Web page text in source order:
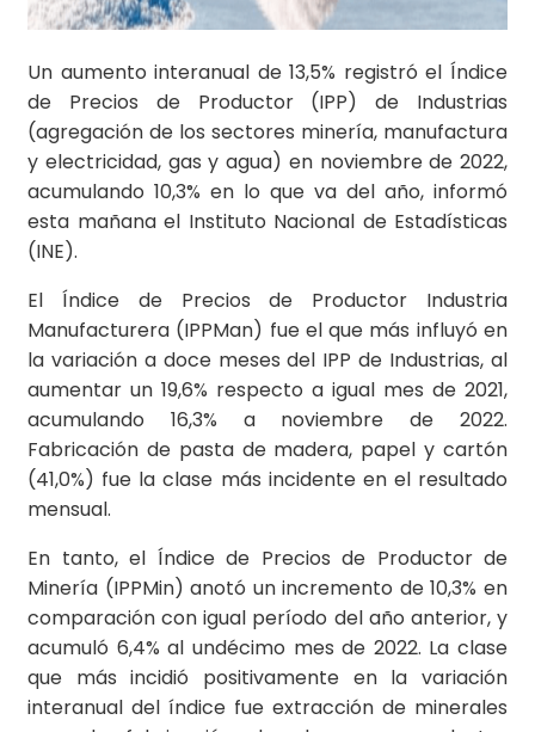
Un aumento interanual de 13,5% registró el Índice
de Precios de Productor (IPP) de Industrias
(agregación de los sectores minería, manufactura
y electricidad, gas y agua) en noviembre de 2022,
acumulando 10,3% en lo que va del año, informó
esta mañana el Instituto Nacional de Estadísticas
(INE).
El Índice de Precios de Productor Industria
Manufacturera (IPPMan) fue el que más influyó en
la variación a doce meses del IPP de Industrias, al
aumentar un 19,6% respecto a igual mes de 2021,
acumulando 16,3% a noviembre de 2022.
Fabricación de pasta de madera, papel y cartón
(41,0%) fue la clase más incidente en el resultado
mensual.
En tanto, el Índice de Precios de Productor de
Minería (IPPMin) anotó un incremento de 10,3% en
comparación con igual período del año anterior, y
acumuló 6,4% al undécimo mes de 2022. La clase
que más incidió positivamente en la variación
interanual del índice fue extracción de minerales